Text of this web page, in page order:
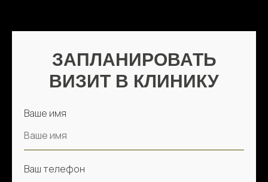
ЗАПЛАНИРОВАТЬ
ВИЗИТ В КЛИНИКУ
Ваше имя
Ваш телефон